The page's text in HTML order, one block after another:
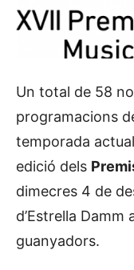
Un total de 58
programacions
temporada
edició dels
dimecres 4 de
d’Estrella
guanyadors.